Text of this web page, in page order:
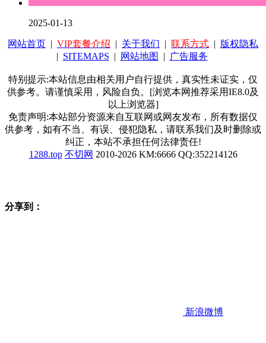
2025-01-13
网站首页 | VIP套餐介绍 | 关于我们 | 联系方式 | 版权隐私
| SITEMAPS | 网站地图 | 广告服务
特别提示:本站信息由相关用户自行提供，真实性未证实，仅
供参考。请谨慎采用，风险自负。[浏览本网推荐采用IE8.0及
以上浏览器]
免责声明:本站部分资源来自互联网或网友发布，所有数据仅
供参考，如有不当、有误、侵犯隐私，请联系我们及时删除或
纠正，本站不承担任何法律责任!
1288.top 不切网 2010-2026 KM:6666 QQ:352214126
分享到：
新浪微博